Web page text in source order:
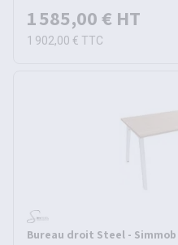
1 585,00 € HT
1 902,00 € TTC
Bureau droit Steel - Simmob